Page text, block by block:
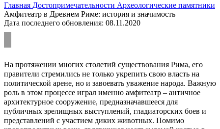
Главная Достопримечательности Археологические памятники
Амфитеатр в Древнем Риме: история и значимость
Дата последнего обновления: 08.11.2020
На протяжении многих столетий существования Рима, его
правители стремились не только укрепить свою власть на
политической арене, но и завоевать уважение народа. Важную
роль в этом процессе играл именно амфитеатр – античное
архитектурное сооружение, предназначавшееся для
публичных зрелищных выступлений, гладиаторских боев и
представлений с участием диких животных. Помимо